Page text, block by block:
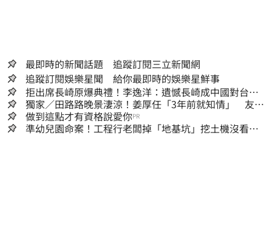
最即時的新聞話題 追蹤訂閱三立新聞網
追蹤訂閱娛樂星聞 給你最即時的娛樂星鮮事
拒出席長崎原爆典禮！李逸洋：遺憾長崎成中國對台實
施法律戰的執行工具
獨家／田路路晚景淒涼！姜厚任「3年前就知情」 友人
私下援助內幕曝光
做到這點才有資格說愛你PR
準幼兒園命案！工程行老闆掉「地基坑」挖土機沒看